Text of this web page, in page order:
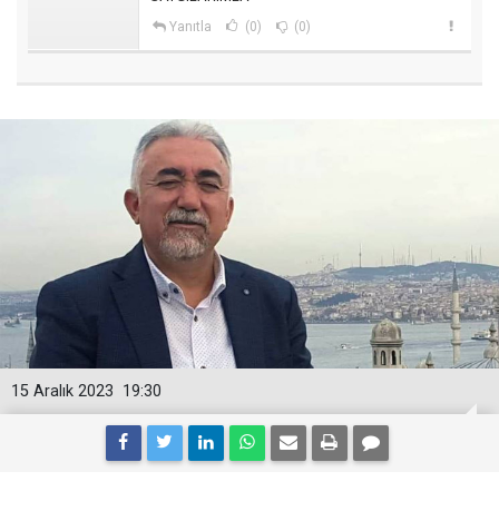
Yanıtla (0) (0)
19:30
15 Aralık 2023